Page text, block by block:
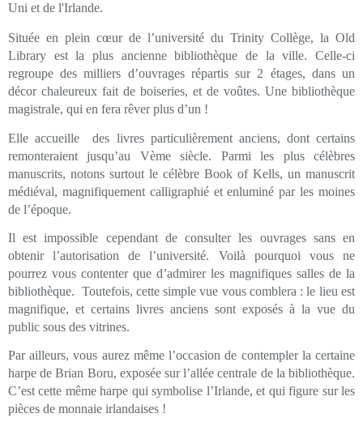
Uni et de l'Irlande.
Située en plein cœur de l’université du Trinity Collège, la Old
Library est la plus ancienne bibliothèque de la ville. Celle-ci
regroupe des milliers d’ouvrages répartis sur 2 étages, dans un
décor chaleureux fait de boiseries, et de voûtes. Une bibliothèque
magistrale, qui en fera rêver plus d’un !
Elle accueille des livres particulièrement anciens, dont certains
remonteraient jusqu’au Vème siècle. Parmi les plus célèbres
manuscrits, notons surtout le célèbre Book of Kells, un manuscrit
médiéval, magnifiquement calligraphié et enluminé par les moines
de l’époque.
Il est impossible cependant de consulter les ouvrages sans en
obtenir l’autorisation de l’université. Voilà pourquoi vous ne
pourrez vous contenter que d’admirer les magnifiques salles de la
bibliothèque. Toutefois, cette simple vue vous comblera : le lieu est
magnifique, et certains livres anciens sont exposés à la vue du
public sous des vitrines.
Par ailleurs, vous aurez même l’occasion de contempler la certaine
harpe de Brian Boru, exposée sur l’allée centrale de la bibliothèque.
C’est cette même harpe qui symbolise l’Irlande, et qui figure sur les
pièces de monnaie irlandaises !